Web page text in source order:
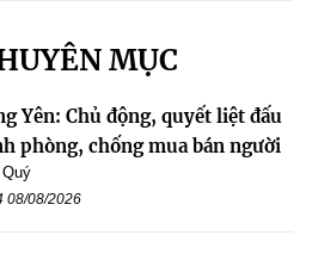
MỤC
Yên: Chủ động, quyết liệt đấu
phòng, chống mua bán người
08/08/2026